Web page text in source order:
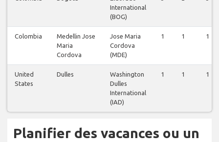
International
(BOG)
Colombia
Medellin Jose
Maria
Cordova
Jose Maria
Cordova
(MDE)
1 1 1
United
States
Dulles
Washington
Dulles
International
(IAD)
1 1 1
Planifier des vacances ou un